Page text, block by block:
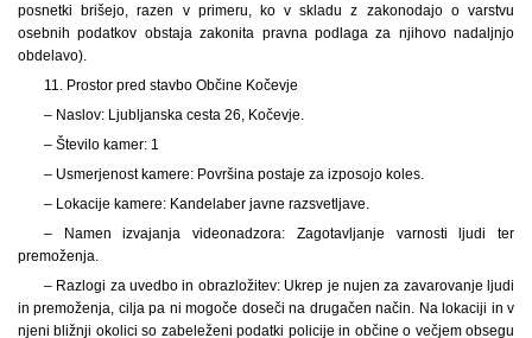
posnetki brišejo, razen v primeru, ko v skladu z zakonodajo o varstvu
osebnih podatkov obstaja zakonita pravna podlaga za njihovo nadaljnjo
obdelavo).
11. Prostor pred stavbo Občine Kočevje
– Naslov: Ljubljanska cesta 26, Kočevje.
– Število kamer: 1
– Usmerjenost kamere: Površina postaje za izposojo koles.
– Lokacije kamere: Kandelaber javne razsvetljave.
– Namen izvajanja videonadzora: Zagotavljanje varnosti ljudi ter
premoženja.
– Razlogi za uvedbo in obrazložitev: Ukrep je nujen za zavarovanje ljudi
in premoženja, cilja pa ni mogoče doseči na drugačen način. Na lokaciji in v
njeni bližnji okolici so zabeleženi podatki policije in občine o večjem obsegu